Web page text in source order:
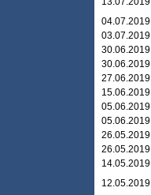
04.07.2019
03.07.2019
30.06.2019
30.06.2019
27.06.2019
15.06.2019
05.06.2019
05.06.2019
26.05.2019
26.05.2019
14.05.2019
12.05.2019